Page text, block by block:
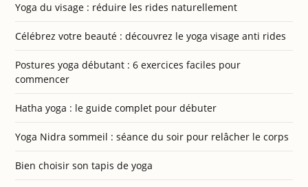
Yoga du visage : réduire les rides naturellement
Célébrez votre beauté : découvrez le yoga visage anti rides
Postures yoga débutant : 6 exercices faciles pour
commencer
Hatha yoga : le guide complet pour débuter
Yoga Nidra sommeil : séance du soir pour relâcher le corps
Bien choisir son tapis de yoga